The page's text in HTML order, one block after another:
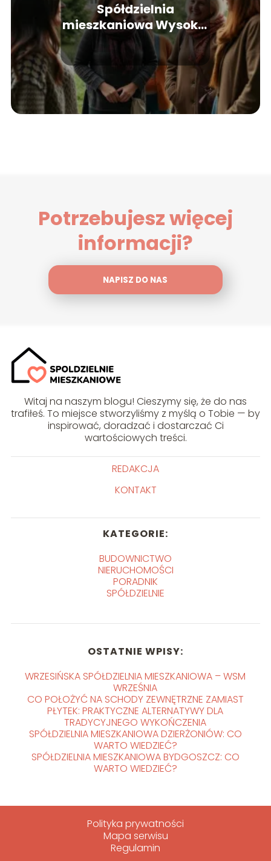
Spółdzielnia
mieszkaniowa Wysokie
Mazowieckie: co warto
wiedzieć?
Potrzebujesz więcej
informacji?
NAPISZ DO NAS
Witaj na naszym blogu! Cieszymy się, że do nas
trafiłeś. To miejsce stworzyliśmy z myślą o Tobie — by
inspirować, doradzać i dostarczać Ci
wartościowych treści.
REDAKCJA
KONTAKT
KATEGORIE:
BUDOWNICTWO
NIERUCHOMOŚCI
PORADNIK
SPÓŁDZIELNIE
OSTATNIE WPISY:
WRZESIŃSKA SPÓŁDZIELNIA MIESZKANIOWA – WSM
WRZEŚNIA
CO POŁOŻYĆ NA SCHODY ZEWNĘTRZNE ZAMIAST
PŁYTEK: PRAKTYCZNE ALTERNATYWY DLA
TRADYCYJNEGO WYKOŃCZENIA
SPÓŁDZIELNIA MIESZKANIOWA DZIERŻONIÓW: CO
WARTO WIEDZIEĆ?
SPÓŁDZIELNIA MIESZKANIOWA BYDGOSZCZ: CO
WARTO WIEDZIEĆ?
Polityka prywatności
Mapa serwisu
Regulamin